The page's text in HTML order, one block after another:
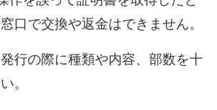
口で交換や返金はできません。
種類や内容、部数を十
。